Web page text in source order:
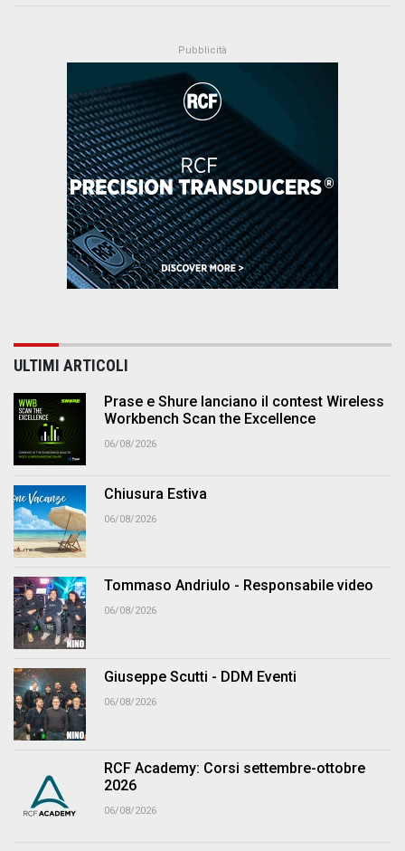
ULTIMI ARTICOLI
Prase e Shure lanciano il contest Wireless
Workbench Scan the Excellence
06/08/2026
Chiusura Estiva
06/08/2026
Tommaso Andriulo - Responsabile video
06/08/2026
Giuseppe Scutti - DDM Eventi
06/08/2026
RCF Academy: Corsi settembre-ottobre
2026
06/08/2026